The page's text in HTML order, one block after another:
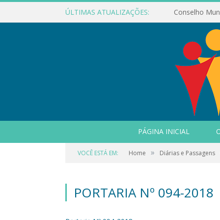
ÚLTIMAS ATUALIZAÇÕES:
PÁGINA INICIAL
VOCÊ ESTÁ EM: Home » Diárias e Passagens
PORTARIA Nº 094-2018